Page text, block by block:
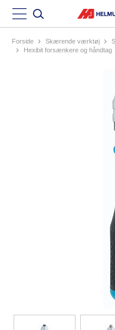
Forside skærende værktøj
hexibit forsænkere og håndtag